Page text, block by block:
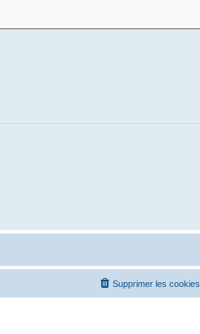
Supprimer les cookies